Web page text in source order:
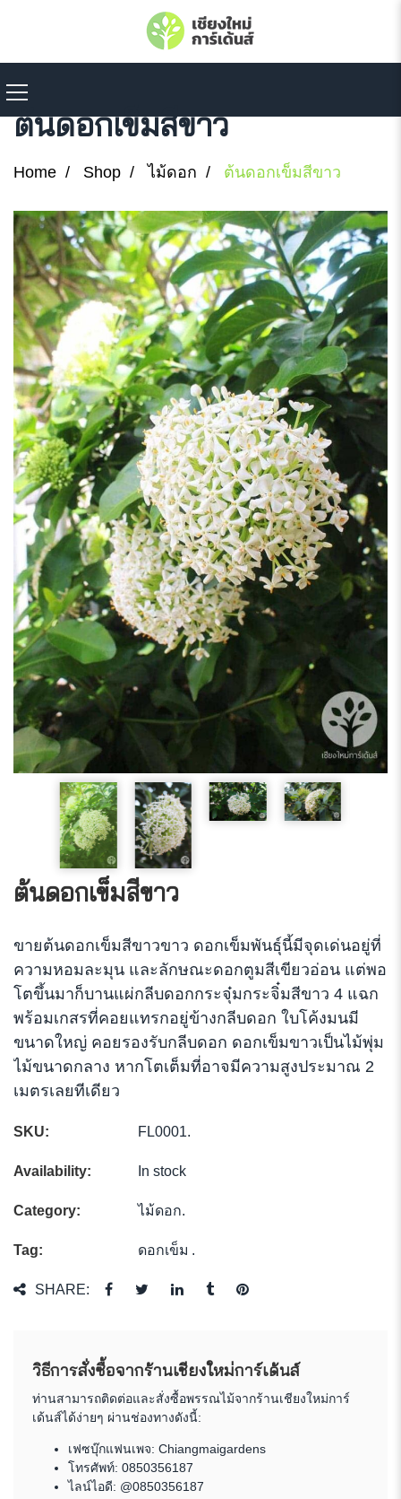
ต้นดอกเข็มสีขาว
Home Shop ไม้ดอก ต้นดอกเข็มสีขาว
ต้นดอกเข็มสีขาว
ขายต้นดอกเข็มสีขาวขาว ดอกเข็มพันธุ์นี้มีจุดเด่นอยู่ที่
ความหอมละมุน และลักษณะดอกตูมสีเขียวอ่อน แต่พอ
โตขึ้นมาก็บานแผ่กลีบดอกกระจุ๋มกระจิ๋มสีขาว 4 แฉก
พร้อมเกสรที่คอยแทรกอยู่ข้างกลีบดอก ใบโค้งมนมี
ขนาดใหญ่ คอยรองรับกลีบดอก ดอกเข็มขาวเป็นไม้พุ่ม
ไม้ขนาดกลาง หากโตเต็มที่อาจมีความสูงประมาณ 2
เมตรเลยทีเดียว
SKU: FL0001.
Availability: In stock
Category: ไม้ดอก.
Tag: ดอกเข็ม .
SHARE:
วิธีการสั่งซื้อจากร้านเชียงใหม่การ์เด้นส์
ท่านสามารถติดต่อและสั่งซื้อพรรณไม้จากร้านเชียงใหม่การ์
เด้นส์ได้ง่ายๆ ผ่านช่องทางดังนี้:
เฟซบุ๊กแฟนเพจ: Chiangmaigardens
โทรศัพท์: 0850356187
ไลน์ไอดี: @0850356187